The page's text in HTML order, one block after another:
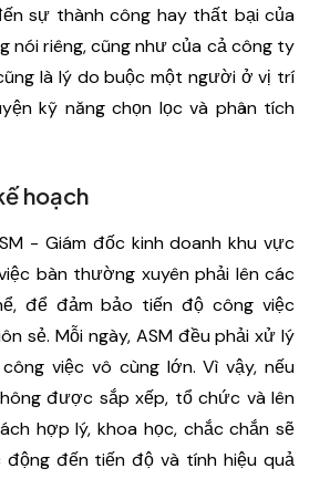
sự thành công hay thất bại của
nói riêng, cũng như của cả công ty
là lý do buộc một người ở vị trí
kỹ năng chọn lọc và phân tích
hoạch
- Giám đốc kinh doanh khu vực
bàn thường xuyên phải lên các
để đảm bảo tiến độ công việc
sẻ. Mỗi ngày, ASM đều phải xử lý
việc vô cùng lớn. Vì vậy, nếu
được sắp xếp, tổ chức và lên
hợp lý, khoa học, chắc chắn sẽ
đến tiến độ và tính hiệu quả